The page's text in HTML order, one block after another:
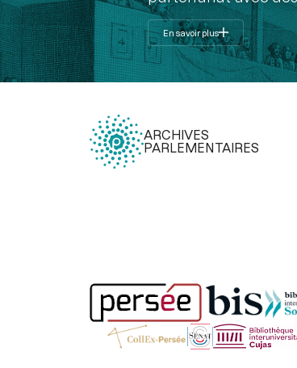
En savoir plus
ARCHIVES
PARLEMENTAIRES